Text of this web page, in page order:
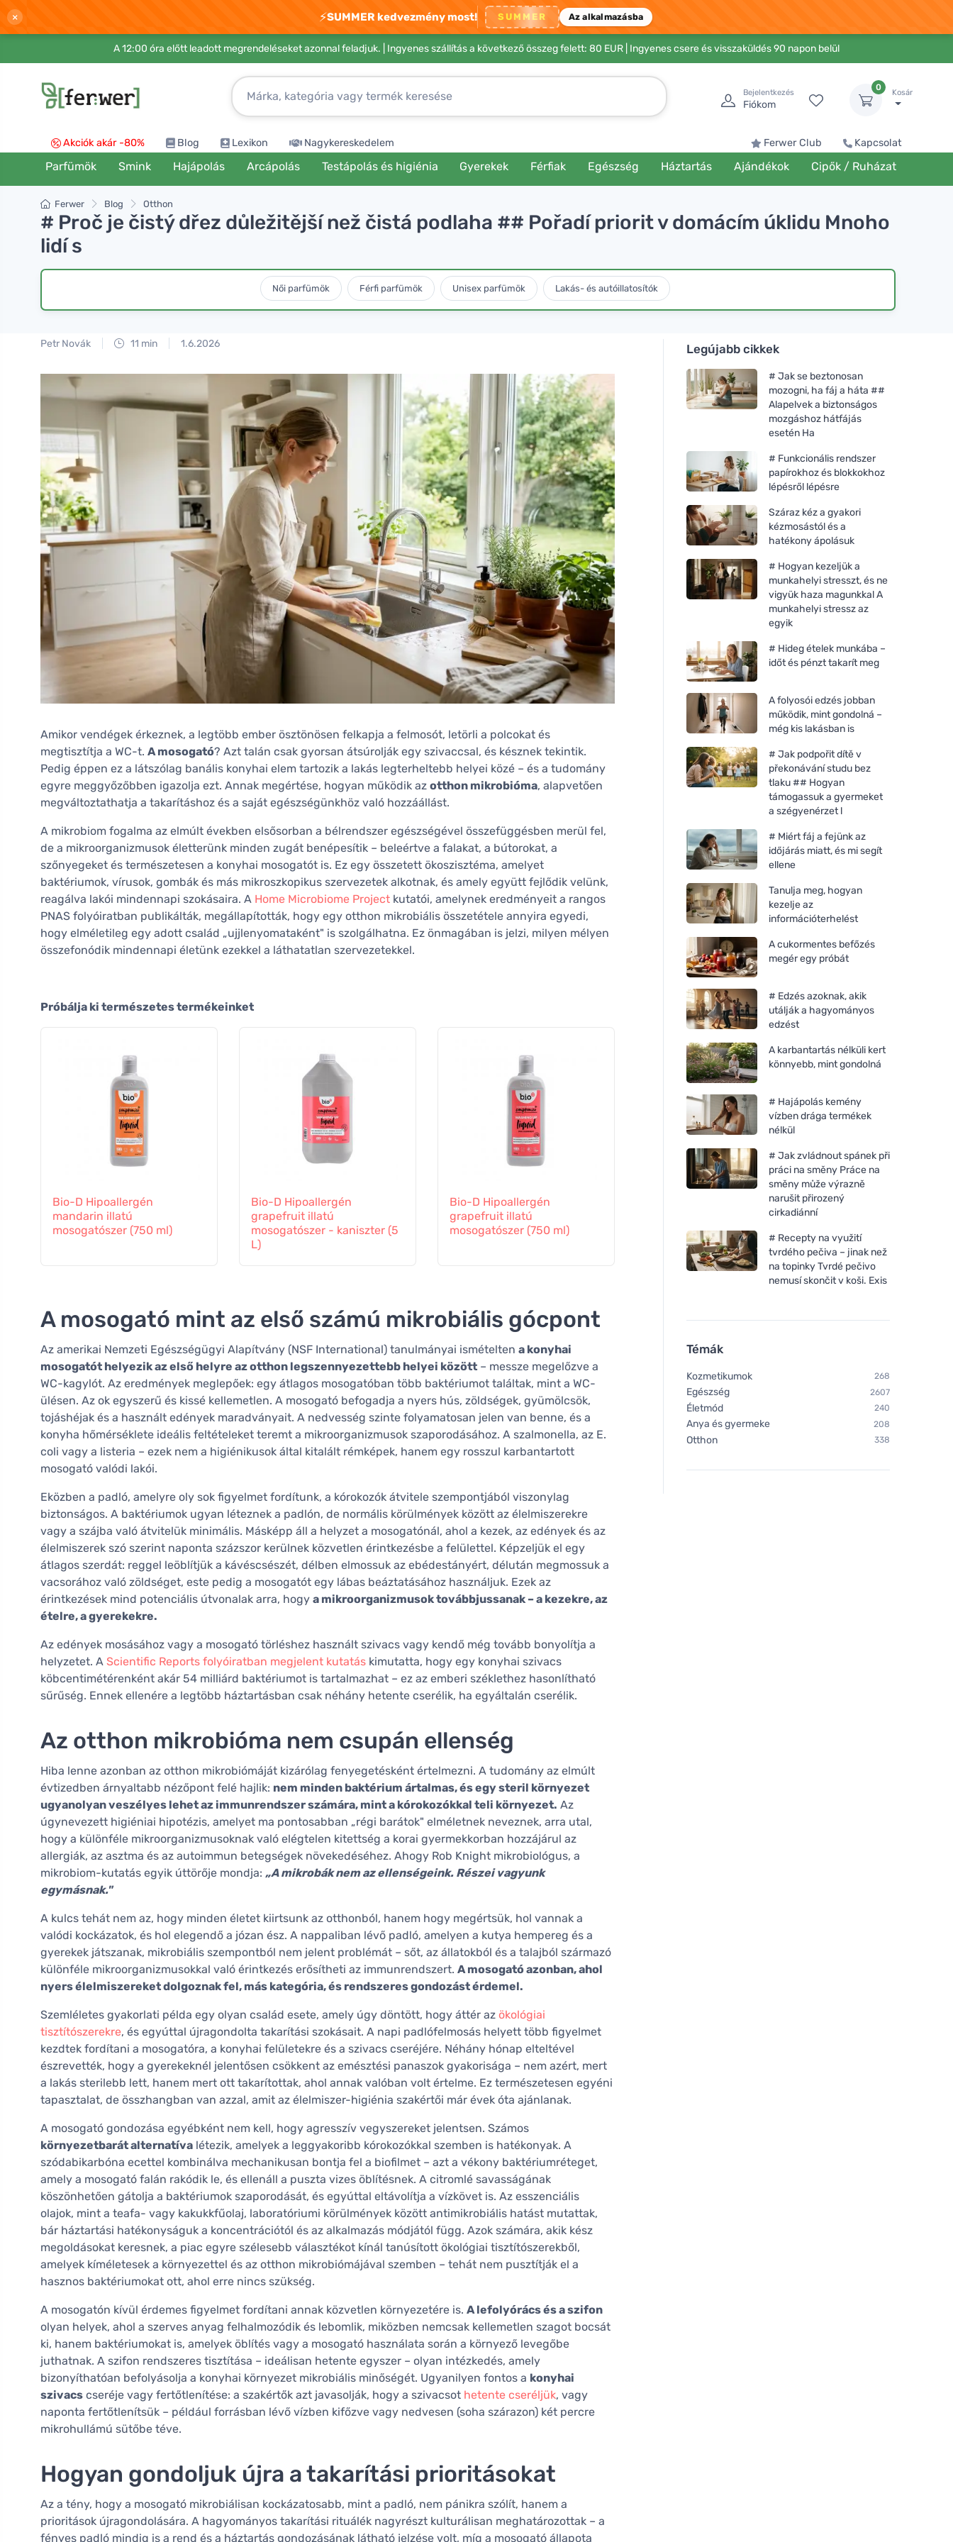
× ⚡SUMMER kedvezmény most! SUMMER Az alkalmazásba
A 12:00 óra előtt leadott megrendeléseket azonnal feladjuk. | Ingyenes szállítás a következő összeg felett: 80 EUR | Ingyenes csere és visszaküldés 90 napon belül
Bejelentkezés
Fiókom
0
Kosár
Akciók akár -80% Blog Lexikon Nagykereskedelem Ferwer Club Kapcsolat
Parfümök Smink Hajápolás Arcápolás Testápolás és higiénia Gyerekek Férfiak Egészség Háztartás Ajándékok Cipők / Ruházat
Ferwer Blog Otthon
# Proč je čistý dřez důležitější než čistá podlaha ## Pořadí priorit v domácím úklidu Mnoho
lidí s
Női parfümök Férfi parfümök Unisex parfümök Lakás- és autóillatosítók
Petr Novák 11 min 1.6.2026
Amikor vendégek érkeznek, a legtöbb ember ösztönösen felkapja a felmosót, letörli a polcokat és
megtisztítja a WC-t. A mosogató? Azt talán csak gyorsan átsúrolják egy szivaccsal, és késznek tekintik.
Pedig éppen ez a látszólag banális konyhai elem tartozik a lakás legterheltebb helyei közé – és a tudomány
egyre meggyőzőbben igazolja ezt. Annak megértése, hogyan működik az otthon mikrobióma, alapvetően
megváltoztathatja a takarításhoz és a saját egészségünkhöz való hozzáállást.
A mikrobiom fogalma az elmúlt években elsősorban a bélrendszer egészségével összefüggésben merül fel,
de a mikroorganizmusok életterünk minden zugát benépesítik – beleértve a falakat, a bútorokat, a
szőnyegeket és természetesen a konyhai mosogatót is. Ez egy összetett ökoszisztéma, amelyet
baktériumok, vírusok, gombák és más mikroszkopikus szervezetek alkotnak, és amely együtt fejlődik velünk,
reagálva lakói mindennapi szokásaira. A Home Microbiome Project kutatói, amelynek eredményeit a rangos
PNAS folyóiratban publikálták, megállapították, hogy egy otthon mikrobiális összetétele annyira egyedi,
hogy elméletileg egy adott család „ujjlenyomataként" is szolgálhatna. Ez önmagában is jelzi, milyen mélyen
összefonódik mindennapi életünk ezekkel a láthatatlan szervezetekkel.
Próbálja ki természetes termékeinket
Bio-D Hipoallergén
mandarin illatú
mosogatószer (750 ml)
Bio-D Hipoallergén
grapefruit illatú
mosogatószer - kaniszter (5
L)
Bio-D Hipoallergén
grapefruit illatú
mosogatószer (750 ml)
babakellékek - kaniszter (5
A mosogató mint az első számú mikrobiális gócpont
Az amerikai Nemzeti Egészségügyi Alapítvány (NSF International) tanulmányai ismételten a konyhai
mosogatót helyezik az első helyre az otthon legszennyezettebb helyei között – messze megelőzve a
WC-kagylót. Az eredmények meglepőek: egy átlagos mosogatóban több baktériumot találtak, mint a WC-
ülésen. Az ok egyszerű és kissé kellemetlen. A mosogató befogadja a nyers hús, zöldségek, gyümölcsök,
tojáshéjak és a használt edények maradványait. A nedvesség szinte folyamatosan jelen van benne, és a
konyha hőmérséklete ideális feltételeket teremt a mikroorganizmusok szaporodásához. A szalmonella, az E.
coli vagy a listeria – ezek nem a higiénikusok által kitalált rémképek, hanem egy rosszul karbantartott
mosogató valódi lakói.
Eközben a padló, amelyre oly sok figyelmet fordítunk, a kórokozók átvitele szempontjából viszonylag
biztonságos. A baktériumok ugyan léteznek a padlón, de normális körülmények között az élelmiszerekre
vagy a szájba való átvitelük minimális. Másképp áll a helyzet a mosogatónál, ahol a kezek, az edények és az
élelmiszerek szó szerint naponta százszor kerülnek közvetlen érintkezésbe a felülettel. Képzeljük el egy
átlagos szerdát: reggel leöblítjük a kávéscsészét, délben elmossuk az ebédestányért, délután megmossuk a
vacsorához való zöldséget, este pedig a mosogatót egy lábas beáztatásához használjuk. Ezek az
érintkezések mind potenciális útvonalak arra, hogy a mikroorganizmusok továbbjussanak – a kezekre, az
ételre, a gyerekekre.
Az edények mosásához vagy a mosogató törléshez használt szivacs vagy kendő még tovább bonyolítja a
helyzetet. A Scientific Reports folyóiratban megjelent kutatás kimutatta, hogy egy konyhai szivacs
köbcentimétérenként akár 54 milliárd baktériumot is tartalmazhat – ez az emberi széklethez hasonlítható
sűrűség. Ennek ellenére a legtöbb háztartásban csak néhány hetente cserélik, ha egyáltalán cserélik.
Az otthon mikrobióma nem csupán ellenség
Hiba lenne azonban az otthon mikrobiómáját kizárólag fenyegetésként értelmezni. A tudomány az elmúlt
évtizedben árnyaltabb nézőpont felé hajlik: nem minden baktérium ártalmas, és egy steril környezet
ugyanolyan veszélyes lehet az immunrendszer számára, mint a kórokozókkal teli környezet. Az
úgynevezett higiéniai hipotézis, amelyet ma pontosabban „régi barátok" elméletnek neveznek, arra utal,
hogy a különféle mikroorganizmusoknak való elégtelen kitettség a korai gyermekkorban hozzájárul az
allergiák, az asztma és az autoimmun betegségek növekedéséhez. Ahogy Rob Knight mikrobiológus, a
mikrobiom-kutatás egyik úttörője mondja: „A mikrobák nem az ellenségeink. Részei vagyunk
egymásnak."
A kulcs tehát nem az, hogy minden életet kiirtsunk az otthonból, hanem hogy megértsük, hol vannak a
valódi kockázatok, és hol elegendő a józan ész. A nappaliban lévő padló, amelyen a kutya hempereg és a
gyerekek játszanak, mikrobiális szempontból nem jelent problémát – sőt, az állatokból és a talajból származó
különféle mikroorganizmusokkal való érintkezés erősítheti az immunrendszert. A mosogató azonban, ahol
nyers élelmiszereket dolgoznak fel, más kategória, és rendszeres gondozást érdemel.
Szemléletes gyakorlati példa egy olyan család esete, amely úgy döntött, hogy áttér az ökológiai
tisztítószerekre, és egyúttal újragondolta takarítási szokásait. A napi padlófelmosás helyett több figyelmet
kezdtek fordítani a mosogatóra, a konyhai felületekre és a szivacs cseréjére. Néhány hónap elteltével
észrevették, hogy a gyerekeknél jelentősen csökkent az emésztési panaszok gyakorisága – nem azért, mert
a lakás sterilebb lett, hanem mert ott takarítottak, ahol annak valóban volt értelme. Ez természetesen egyéni
tapasztalat, de összhangban van azzal, amit az élelmiszer-higiénia szakértői már évek óta ajánlanak.
A mosogató gondozása egyébként nem kell, hogy agresszív vegyszereket jelentsen. Számos
környezetbarát alternatíva létezik, amelyek a leggyakoribb kórokozókkal szemben is hatékonyak. A
szódabikarbóna ecettel kombinálva mechanikusan bontja fel a biofilmet – azt a vékony baktériumréteget,
amely a mosogató falán rakódik le, és ellenáll a puszta vizes öblítésnek. A citromlé savasságának
köszönhetően gátolja a baktériumok szaporodását, és egyúttal eltávolítja a vízkövet is. Az esszenciális
olajok, mint a teafa- vagy kakukkfűolaj, laboratóriumi körülmények között antimikrobiális hatást mutattak,
bár háztartási hatékonyságuk a koncentrációtól és az alkalmazás módjától függ. Azok számára, akik kész
megoldásokat keresnek, a piac egyre szélesebb választékot kínál tanúsított ökológiai tisztítószerekből,
amelyek kíméletesek a környezettel és az otthon mikrobiómájával szemben – tehát nem pusztítják el a
hasznos baktériumokat ott, ahol erre nincs szükség.
A mosogatón kívül érdemes figyelmet fordítani annak közvetlen környezetére is. A lefolyórács és a szifon
olyan helyek, ahol a szerves anyag felhalmozódik és lebomlik, miközben nemcsak kellemetlen szagot bocsát
ki, hanem baktériumokat is, amelyek öblítés vagy a mosogató használata során a környező levegőbe
juthatnak. A szifon rendszeres tisztítása – ideálisan hetente egyszer – olyan intézkedés, amely
bizonyíthatóan befolyásolja a konyhai környezet mikrobiális minőségét. Ugyanilyen fontos a konyhai
szivacs cseréje vagy fertőtlenítése: a szakértők azt javasolják, hogy a szivacsot hetente cseréljük, vagy
naponta fertőtlenítsük – például forrásban lévő vízben kifőzve vagy nedvesen (soha szárazon) két percre
mikrohullámú sütőbe téve.
Hogyan gondoljuk újra a takarítási prioritásokat
Az a tény, hogy a mosogató mikrobiálisan kockázatosabb, mint a padló, nem pánikra szólít, hanem a
prioritások újragondolására. A hagyományos takarítási rituálék nagyrészt kulturálisan meghatározottak – a
fényes padló mindig is a rend és a háztartás gondozásának látható jelzése volt, míg a mosogató állapota
Legújabb cikkek
# Jak se beztonosan
mozogni, ha fáj a háta ##
Alapelvek a biztonságos
mozgáshoz hátfájás
esetén Ha
# Funkcionális rendszer
papírokhoz és blokkokhoz
lépésről lépésre
Száraz kéz a gyakori
kézmosástól és a
hatékony ápolásuk
# Hogyan kezeljük a
munkahelyi stresszt, és ne
vigyük haza magunkkal A
munkahelyi stressz az
egyik
# Hideg ételek munkába –
időt és pénzt takarít meg
A folyosói edzés jobban
működik, mint gondolná –
még kis lakásban is
# Jak podpořit dítě v
překonávání studu bez
tlaku ## Hogyan
támogassuk a gyermeket
a szégyenérzet l
# Miért fáj a fejünk az
időjárás miatt, és mi segít
ellene
Tanulja meg, hogyan
kezelje az
információterhelést
A cukormentes befőzés
megér egy próbát
# Edzés azoknak, akik
utálják a hagyományos
edzést
A karbantartás nélküli kert
könnyebb, mint gondolná
# Hajápolás kemény
vízben drága termékek
nélkül
# Jak zvládnout spánek při
práci na směny Práce na
směny může výrazně
narušit přirozený
cirkadiánní
# Recepty na využití
tvrdého pečiva – jinak než
na topinky Tvrdé pečivo
nemusí skončit v koši. Exis
Témák
Kozmetikumok 268
Egészség 2607
Életmód 240
Anya és gyermeke 208
Otthon 338